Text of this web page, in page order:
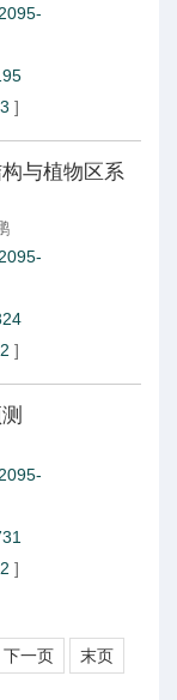
]
与植物区系
]
]
下一页
末页